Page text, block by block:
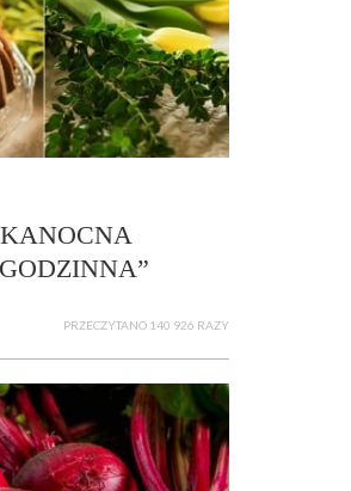
PRZECZYTANO 140 926 RAZY